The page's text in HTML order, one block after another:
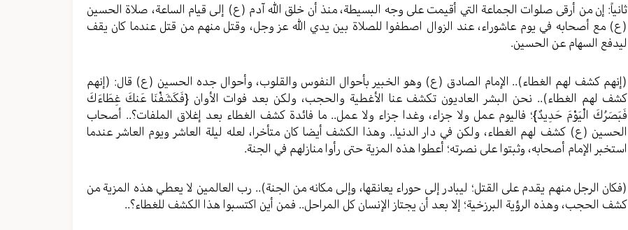
ثانياً: إن من أرقى صلوات الجماعة التي أقيمت على وجه البسيطة، منذ أن خلق الله آدم (ع) إلى قيام الساعة، صلاة الحسين
(ع) مع أصحابه في يوم عاشوراء، عند الزوال اصطفوا للصلاة بين يدي الله عز وجل، وقتل منهم من قتل عندما كان يقف
ليدفع السهام عن الحسين.
(إنهم كشف لهم الغطاء).. الإمام الصادق (ع) وهو الخبير بأحوال النفوس والقلوب، وأحوال جده الحسين (ع) قال: (إنهم
كشف لهم الغطاء).. نحن البشر العاديون تكشف عنا الأغطية والحجب، ولكن بعد فوات الأوان {فَكَشَفْنَا عَنكَ غِطَاءَكَ
فَبَصَرُكَ الْيَوْمَ حَدِيدٌ}؛ فاليوم عمل ولا جزاء، وغدا جزاء ولا عمل.. ما فائدة كشف الغطاء بعد إغلاق الملفات؟.. أصحاب
الحسين (ع) كشف لهم الغطاء، ولكن في دار الدنيا.. وهذا الكشف أيضا كان متأخرا، لعله ليلة العاشر ويوم العاشر عندما
استخبر الإمام أصحابه، وثبتوا على نصرته؛ أعطوا هذه المزية حتى رأوا منازلهم في الجنة.
(فكان الرجل منهم يقدم على القتل؛ ليبادر إلى حوراء يعانقها، وإلى مكانه من الجنة).. رب العالمين لا يعطي هذه المزية من
كشف الحجب، وهذه الرؤية البرزخية؛ إلا بعد أن يجتاز الإنسان كل المراحل.. فمن أين اكتسبوا هذا الكشف للغطاء؟..